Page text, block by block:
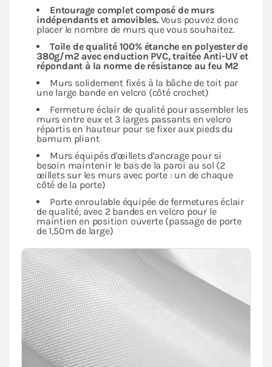
Entourage complet composé de murs
indépendantset amovibles. Vous pouvez donc
placer le nombre de murs que vous souhaitez.
Toile de qualité 100% étanche en polyester de
380g/m2 avec enduction PVC, traitée Anti-UV et
répondant à la norme de résistance au feu M2
Murs solidement fixés à la bâche de toit par
une large bande en velcro (côté crochet)
Fermeture éclair de qualité pour assembler les
murs entre eux et 3 larges passants en velcro
répartis en hauteur pour se fixer aux pieds du
barnum pliant
Murs équipés d'œillets d'ancrage pour si
besoin maintenir le bas de la paroi au sol (2
œillets sur les murs avec porte : un de chaque
côté de la porte)
Porte enroulable équipée de fermetures éclair
de qualité, avec 2 bandes en velcro pour le
maintien en position ouverte (passage de porte
de 1,50m de large)